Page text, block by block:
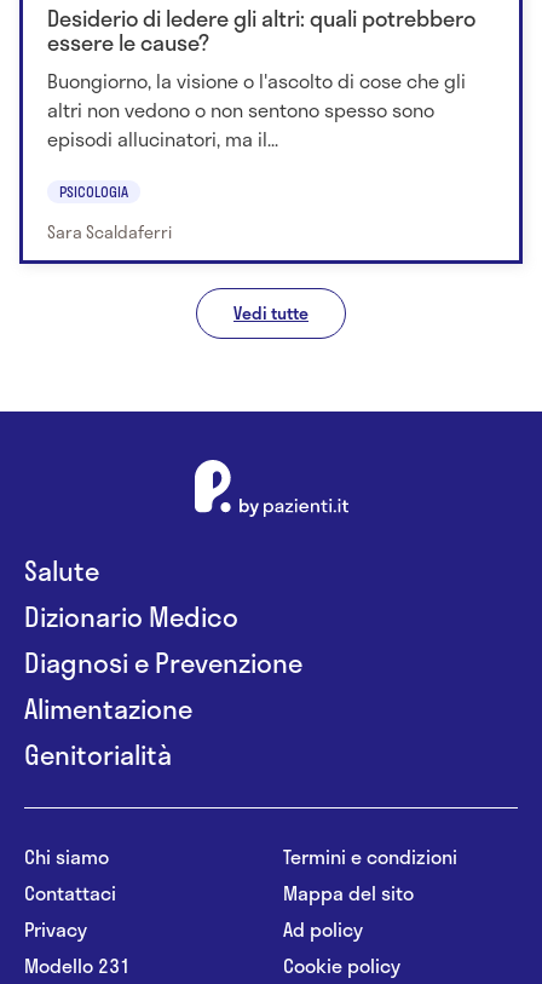
Desiderio di ledere gli altri: quali potrebbero
essere le cause?
Buongiorno, la visione o l'ascolto di cose che gli
altri non vedono o non sentono spesso sono
episodi allucinatori, ma il...
PSICOLOGIA
Sara Scaldaferri
Vedi tutte
Salute
Dizionario Medico
Diagnosi e Prevenzione
Alimentazione
Genitorialità
Chi siamo
Contattaci
Privacy
Modello 231
Termini e condizioni
Mappa del sito
Ad policy
Cookie policy